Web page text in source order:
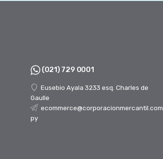
(021) 729 0001
Eusebio Ayala 3233 esq. Charles de
Gaulle
ecommerce@corporacionmercantil.com.
py